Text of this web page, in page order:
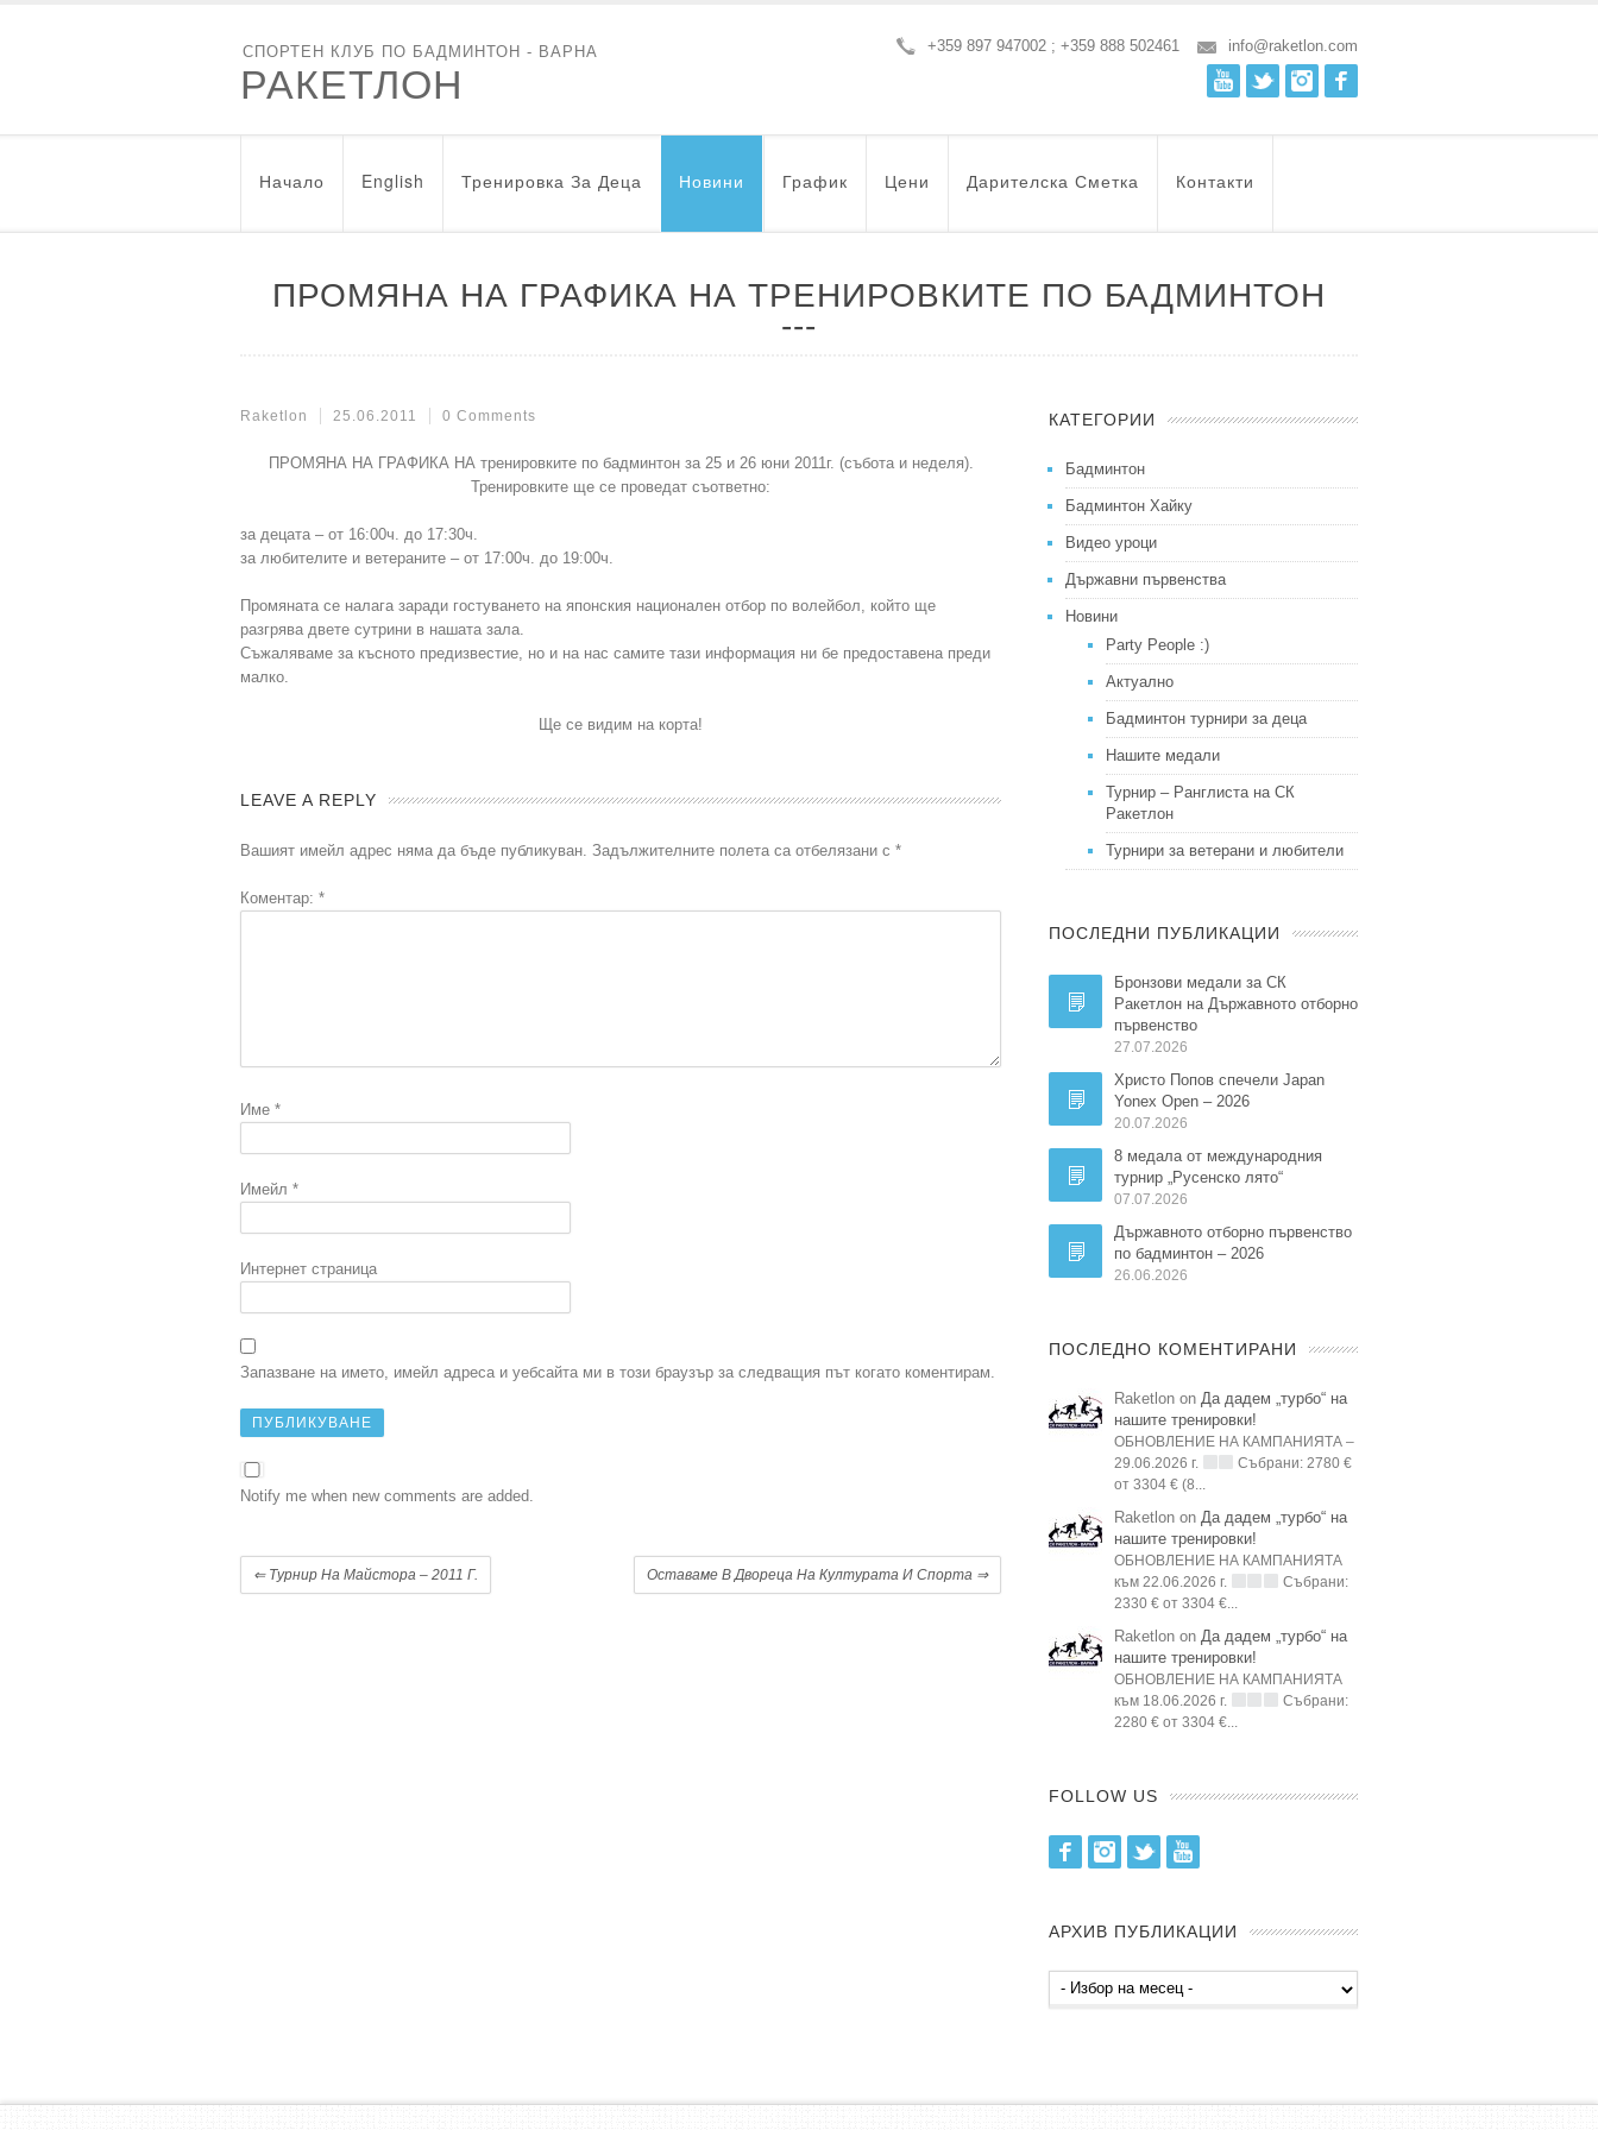
СПОРТЕН КЛУБ ПО БАДМИНТОН - ВАРНА
РАКЕТЛОН
+359 897 947002 ; +359 888 502461
info@raketlon.com
Instagram
Twitter
Youtube
Начало English Тренировка За Деца Новини График Цени Дарителска Сметка Контакти
ПРОМЯНА НА ГРАФИКА НА ТРЕНИРОВКИТЕ ПО БАДМИНТОН
Raketlon 25.06.2011 0 Comments
ПРОМЯНА НА ГРАФИКА НА тренировките по бадминтон за 25 и 26 юни 2011г. (събота и неделя).
Тренировките ще се проведат съответно:
за децата – от 16:00ч. до 17:30ч.
за любителите и ветераните – от 17:00ч. до 19:00ч.
Промяната се налага заради гостуването на японския национален отбор по волейбол, който ще
разгрява двете сутрини в нашата зала.
Съжаляваме за късното предизвестие, но и на нас самите тази информация ни бе предоставена преди
малко.
Ще се видим на корта!
LEAVE A REPLY
Вашият имейл адрес няма да бъде публикуван. Задължителните полета са отбелязани с *
Коментар: *
Име *
Имейл *
Интернет страница
Запазване на името, имейл адреса и уебсайта ми в този браузър за следващия път когато коментирам.
Notify me when new comments are added.
⇐Турнир На Майстора – 2011 Г. Oставаме В Двореца На Културата И Спорта ⇒
КАТЕГОРИИ
Бадминтон
Бадминтон Хайку
Видео уроци
Държавни първенства
Новини
Party People :)
Актуално
Бадминтон турнири за деца
Нашите медали
Турнир – Ранглиста на СК
Ракетлон
Турнири за ветерани и любители
ПОСЛЕДНИ ПУБЛИКАЦИИ
Бронзови медали за СК
Ракетлон на Държавното отборно
първенство
27.07.2026
Христо Попов спечели Japan
Yonex Open – 2026
20.07.2026
8 медала от международния
турнир „Русенско лято“
07.07.2026
Държавното отборно първенство
по бадминтон – 2026
26.06.2026
ПОСЛЕДНО КОМЕНТИРАНИ
Raketlon on Да дадем „турбо“ на
нашите тренировки!
ОБНОВЛЕНИЕ НА КАМПАНИЯТА –
29.06.2026 г.
Събрани: 2780 €
от 3304 € (8...
Raketlon on Да дадем „турбо“ на
нашите тренировки!
ОБНОВЛЕНИЕ НА КАМПАНИЯТА
към 22.06.2026 г.
Събрани:
2330 € от 3304 €...
Raketlon on Да дадем „турбо“ на
нашите тренировки!
ОБНОВЛЕНИЕ НА КАМПАНИЯТА
към 18.06.2026 г.
Събрани:
2280 € от 3304 €...
FOLLOW US
FacebookInstagram
Twitter
АРХИВ ПУБЛИКАЦИИ
Архив
публикации